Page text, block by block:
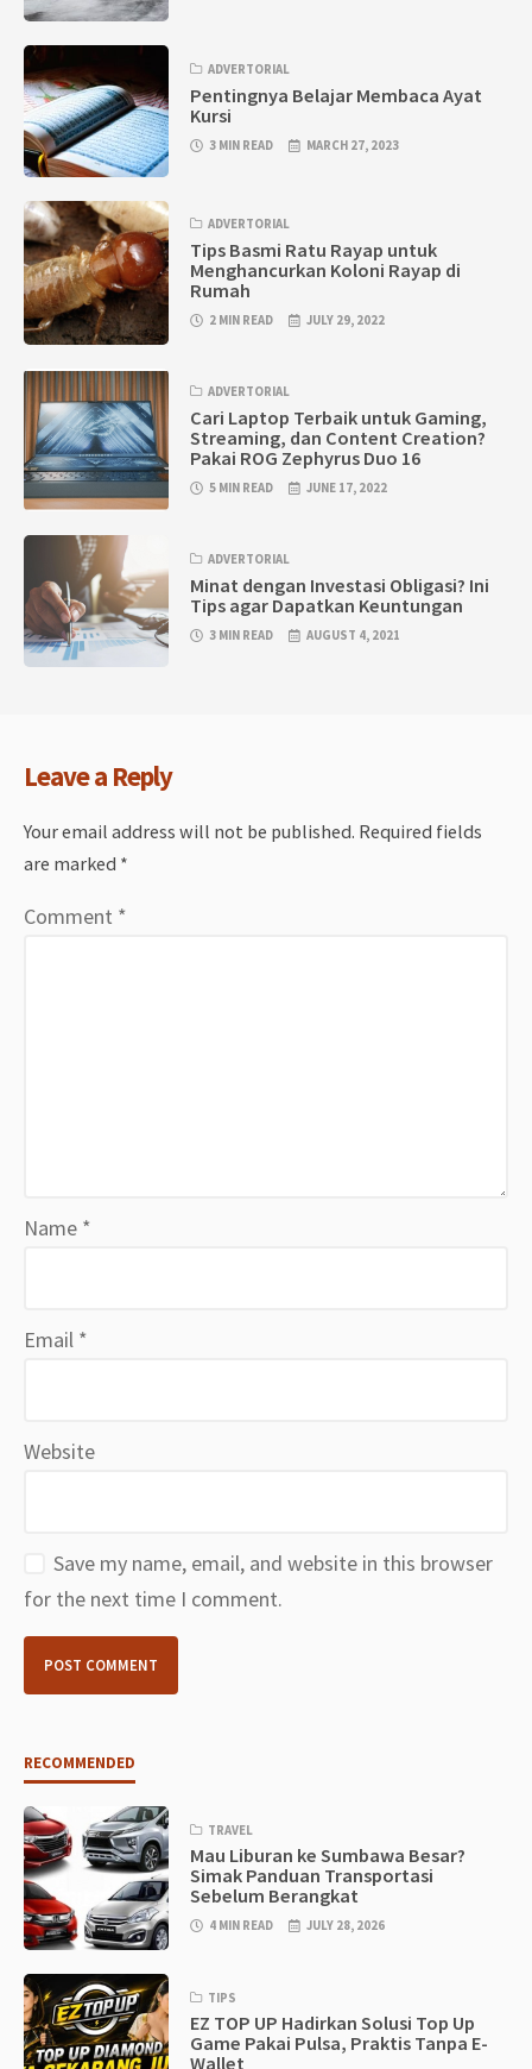
ADVERTORIAL
Pentingnya Belajar Membaca Ayat
Kursi
3 MIN READ MARCH 27, 2023
ADVERTORIAL
Tips Basmi Ratu Rayap untuk
Menghancurkan Koloni Rayap di
Rumah
2 MIN READ JULY 29, 2022
ADVERTORIAL
Cari Laptop Terbaik untuk Gaming,
Streaming, dan Content Creation?
Pakai ROG Zephyrus Duo 16
5 MIN READ JUNE 17, 2022
ADVERTORIAL
Minat dengan Investasi Obligasi? Ini
Tips agar Dapatkan Keuntungan
3 MIN READ AUGUST 4, 2021
Leave a Reply
Your email address will not be published. Required fields
are marked *
Comment *
Name *
Email *
Website
Save my name, email, and website in this browser
for the next time I comment.
RECOMMENDED
TRAVEL
Mau Liburan ke Sumbawa Besar?
Simak Panduan Transportasi
Sebelum Berangkat
4 MIN READ JULY 28, 2026
TIPS
EZ TOP UP Hadirkan Solusi Top Up
Game Pakai Pulsa, Praktis Tanpa E-
Wallet